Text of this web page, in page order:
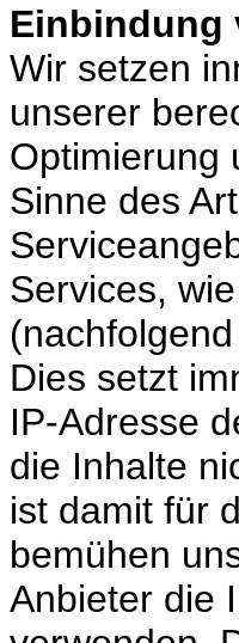
Einbindung
Wir setzen
unserer
Optimierung
Sinne des
Services,
Dies setzt
IP-Adresse
die Inhalte
ist damit für
bemühen
Anbieter die